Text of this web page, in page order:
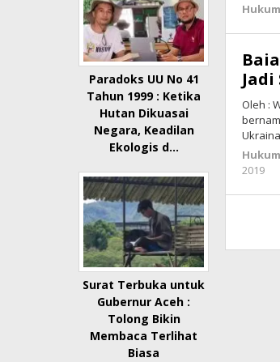
Paradoks UU No 41
Tahun 1999 : Ketika
Hutan Dikuasai
Negara, Keadilan
Ekologis d…
Surat Terbuka untuk
Gubernur Aceh :
Tolong Bikin
Membaca Terlihat
Biasa
Hukum
Oleh :
Hukum
2019